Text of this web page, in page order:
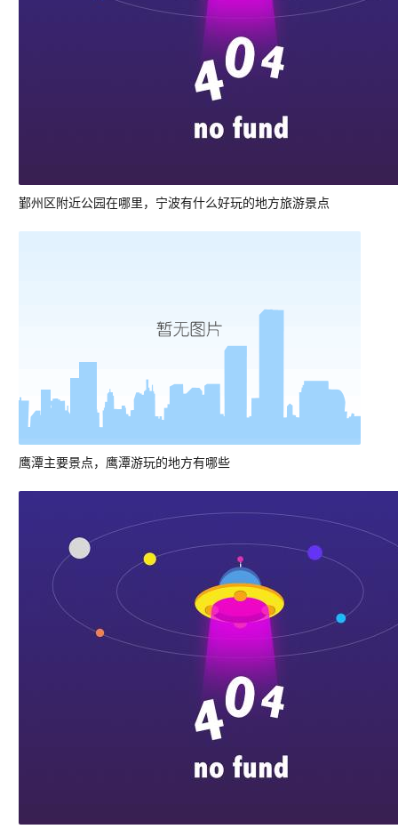
鄞州区附近公园在哪里，宁波有什么好玩的地方旅游景点
鹰潭主要景点，鹰潭游玩的地方有哪些